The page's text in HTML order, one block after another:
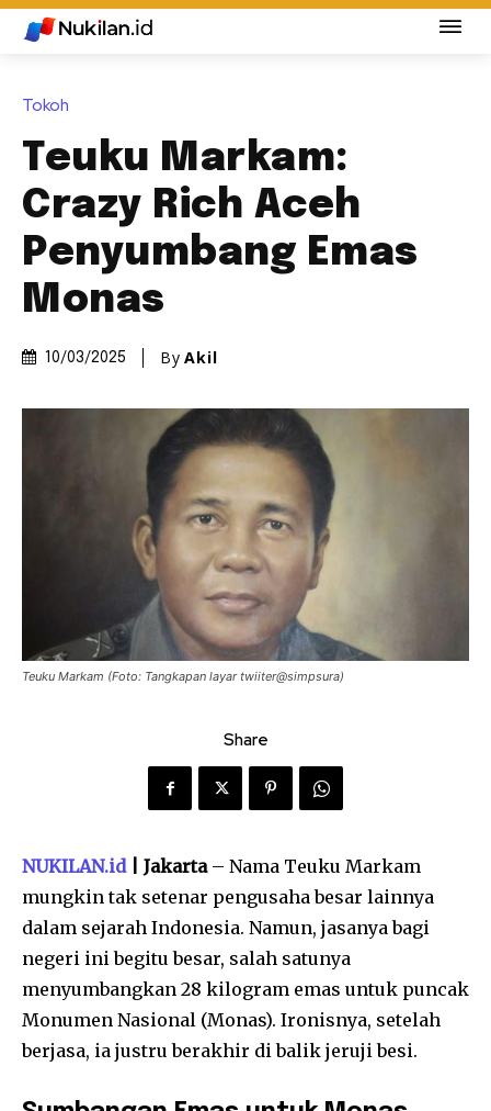
Tokoh
Teuku Markam:
Crazy Rich Aceh
Penyumbang Emas
Monas
10/03/2025 By Akil
Teuku Markam (Foto: Tangkapan layar twiiter@simpsura)
Share
NUKILAN.id| Jakarta – Nama Teuku Markam
mungkin tak setenar pengusaha besar lainnya
dalam sejarah Indonesia. Namun, jasanya bagi
negeri ini begitu besar, salah satunya
menyumbangkan 28 kilogram emas untuk puncak
Monumen Nasional (Monas). Ironisnya, setelah
berjasa, ia justru berakhir di balik jeruji besi.